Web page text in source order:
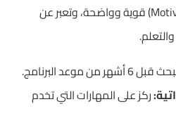
رسالة الدافع (Motivation Letter) قوية وواضحة، وتعبر عن
من موعد البرنامج.
ركز على المهارات التي تخدم